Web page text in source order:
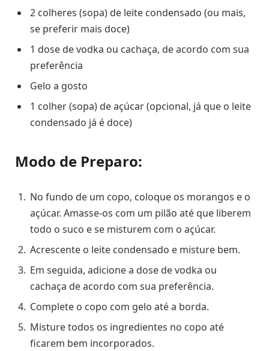
2 colheres (sopa) de leite condensado (ou mais,
se preferir mais doce)
1 dose de vodka ou cachaça, de acordo com sua
preferência
Gelo a gosto
1 colher (sopa) de açúcar (opcional, já que o leite
condensado já é doce)
Modo de Preparo:
No fundo de um copo, coloque os morangos e o
açúcar. Amasse-os com um pilão até que liberem
todo o suco e se misturem com o açúcar.
Acrescente o leite condensado e misture bem.
Em seguida, adicione a dose de vodka ou
cachaça de acordo com sua preferência.
Complete o copo com gelo até a borda.
Misture todos os ingredientes no copo até
ficarem bem incorporados.